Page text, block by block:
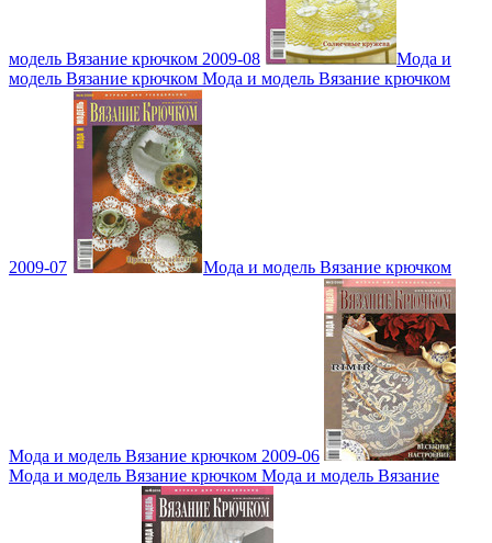
модель Вязание крючком 2009-08
Мода и
модель Вязание крючком Мода и модель Вязание крючком
2009-07 Мода и модель Вязание крючком
Мода и модель Вязание крючком 2009-06
Мода и модель Вязание крючком Мода и модель Вязание